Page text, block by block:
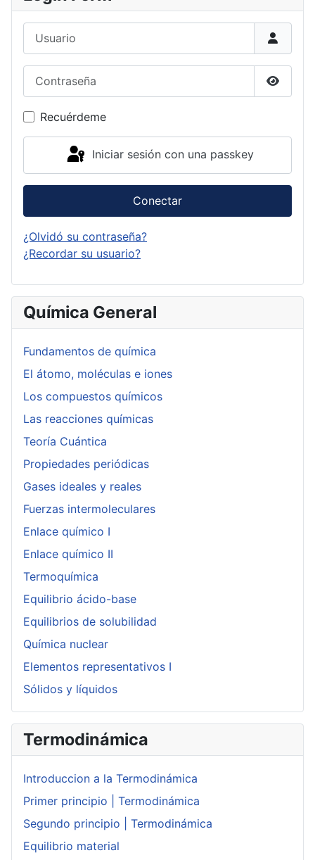
Recuérdeme
Iniciar sesión con una passkey
Conectar
¿Olvidó su contraseña?
¿Recordar su usuario?
Química General
Fundamentos de química
El átomo, moléculas e iones
Los compuestos químicos
Las reacciones químicas
Teoría Cuántica
Propiedades periódicas
Gases ideales y reales
Fuerzas intermoleculares
Enlace químico I
Enlace químico II
Termoquímica
Equilibrio ácido-base
Equilibrios de solubilidad
Química nuclear
Elementos representativos I
Sólidos y líquidos
Termodinámica
Introduccion a la Termodinámica
Primer principio | Termodinámica
Segundo principio | Termodinámica
Equilibrio material